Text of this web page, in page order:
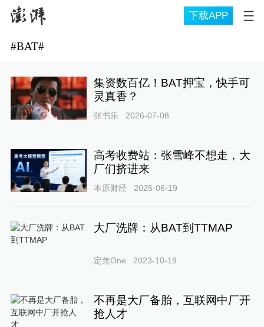
下载APP
#BAT#
集资数百亿！BAT押宝，快手可
灵真香？
张书乐 2026-07-08
高考收费站：张雪峰不想走，大
厂们挤进来
本原财经 2025-06-19
大厂洗牌：从BAT到TTMAP
定焦One 2023-10-19
不再是大厂备胎，互联网中厂开
抢人才